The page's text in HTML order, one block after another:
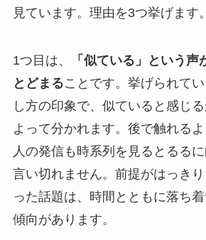
見ています。理由を3つ挙げます。
1つ目は、
「似ている」という
とどまることです。挙げられて
し方の印象で、似ていると感じ
よって分かれます。後で触れる
人の発信も時系列を見るとるる
言い切れません。前提がはっき
った話題は、時間とともに落ち
傾向があります。